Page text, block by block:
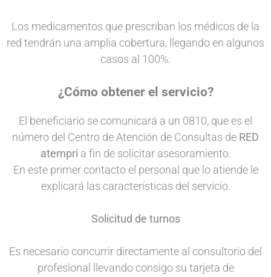
Los medicamentos que prescriban los médicos de la
red tendrán una amplia cobertura, llegando en algunos
casos al 100%.
¿Cómo obtener el servicio?
El beneficiario se comunicará a un 0810, que es el
número del Centro de Atención de Consultas de RED
atempri a fin de solicitar asesoramiento.
En este primer contacto el personal que lo atiende le
explicará las características del servicio.
Solicitud de turnos
Es necesario concurrir directamente al consultorio del
profesional llevando consigo su tarjeta de